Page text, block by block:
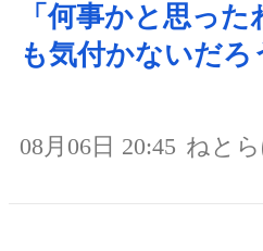
「何事かと思った
も気付かないだろ
08月06日 20:45 ねと